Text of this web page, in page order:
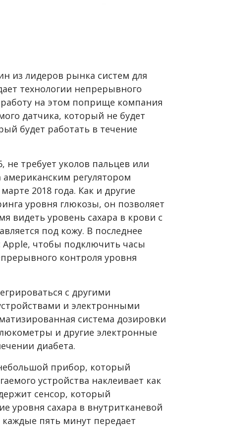
из лидеров рынка систем для
технологии непрерывного
на этом поприще компания
датчика, который не будет
будет работать в течение
не требует уколов пальцев или
регулятором
2018 года. Как и другие
уровня глюкозы, он позволяет
видеть уровень сахара в крови с
под кожу. В последнее
чтобы подключить часы
контроля уровня
с другими
и электронными
система дозировки
и другие электронные
диабета.
прибор, который
устройства наклеивает как
сенсор, который
уровня сахара в внутритканевой
пять минут передает